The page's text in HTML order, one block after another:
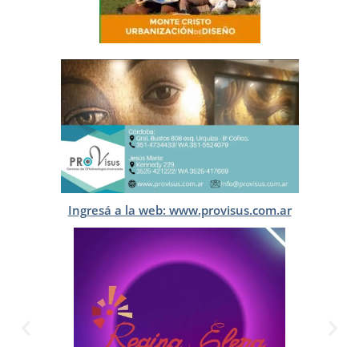
Ingresá a la web: www.provisus.com.ar